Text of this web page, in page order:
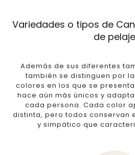
Variedades o tipos de
de pelaje
Además de sus diferentes
también se distinguen por
colores en los que se
hace aún más únicos y
cada persona. Cada color
distinta, pero todos conservan
y simpático que